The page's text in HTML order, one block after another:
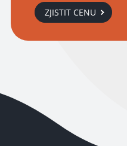
ZJISTIT CENU